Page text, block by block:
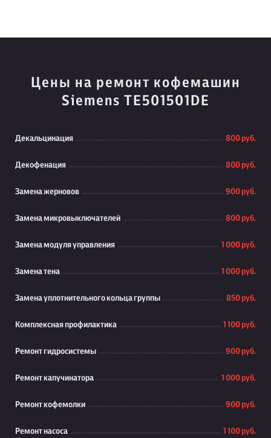
Цены на ремонт кофемашин
Siemens TE501501DE
Декальцинация 800 руб.
Декофенация 800 руб.
Замена жерновов 900 руб.
Замена микровыключателей 800 руб.
Замена модуля управления 1 000 руб.
Замена тена 1 000 руб.
Замена уплотнительного кольца группы 850 руб.
Комплексная профилактика 1 100 руб.
Ремонт гидросистемы 900 руб.
Ремонт капучинатора 1 000 руб.
Ремонт кофемолки 900 руб.
Ремонт насоса 1 100 руб.